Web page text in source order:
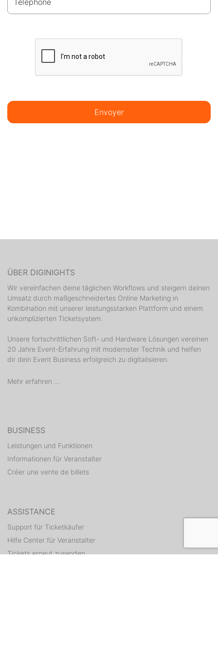
Téléphone
Envoyer
ÜBER DIGINIGHTS
Wir vereinfachen deine täglichen Workflows und steigern deinen
Umsatz durch maßgeschneidertes Online Marketing in
Kombination mit unserer leistungsstarken Plattform und einem
unkomplizierten Ticketsystem.
Unsere fortschrittlichen Soft- und Hardware Lösungen vereinen
20 Jahre Event-Erfahrung mit modernster Technik und helfen
dir dein Event Business erfolgreich zu digitalisieren.
Mehr erfahren ...
BUSINESS
Leistungen und Funktionen
Informationen für Veranstalter
Créer une vente de billets
ASSISTANCE
Support für Ticketkäufer
Hilfe Center für Veranstalter
Tickets erneut zusenden